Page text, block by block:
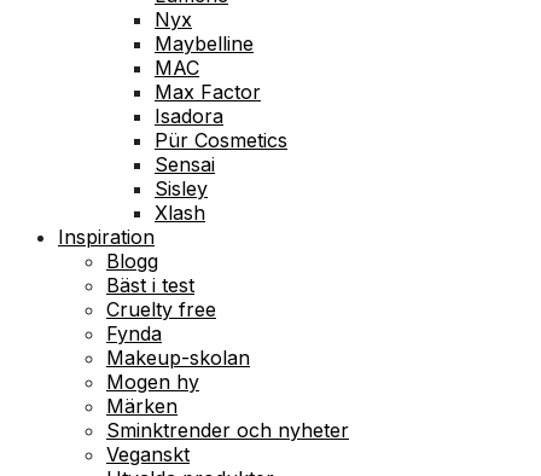
Nyx
Maybelline
MAC
Max Factor
Isadora
Pür Cosmetics
Sensai
Sisley
Xlash
Inspiration
Blogg
Bäst i test
Cruelty free
Fynda
Makeup-skolan
Mogen hy
Märken
Sminktrender och nyheter
Veganskt